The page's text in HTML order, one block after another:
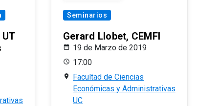
Seminarios
Gerard Llobet, CEMFI
19 de Marzo de 2019
17:00
Facultad de Ciencias
Económicas y Administrativas
UC